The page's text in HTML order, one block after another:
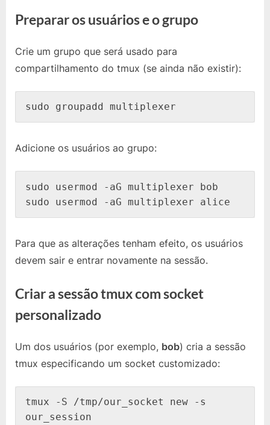
a
para
Compartilhar
Sessão
Usuários
Preparar os usuários e o grupo
Crie um grupo que será usado para
compartilhamento do tmux (se ainda não existir):
sudo groupadd multiplexer
Adicione os usuários ao grupo:
sudo usermod -aG multiplexer bob
sudo usermod -aG multiplexer alice
Para que as alterações tenham efeito, os usuários
devem sair e entrar novamente na sessão.
Criar a sessão tmux com socket
personalizado
Um dos usuários (por exemplo, bob) cria a sessão
tmux especificando um socket customizado:
tmux -S /tmp/our_socket new -s
our_session